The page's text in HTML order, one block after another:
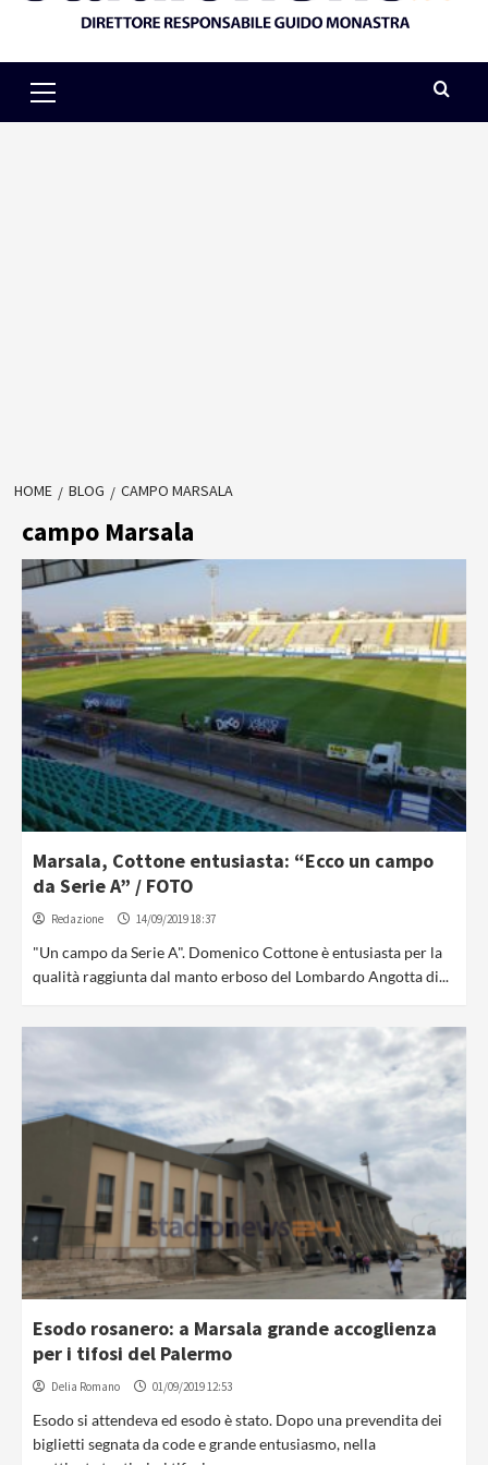
Menu
HOME BLOG CAMPO MARSALA
campo Marsala
Marsala, Cottone entusiasta: “Ecco un campo
da Serie A” / FOTO
Redazione 14/09/2019 18:37
"Un campo da Serie A". Domenico Cottone è entusiasta per la
qualità raggiunta dal manto erboso del Lombardo Angotta di...
Esodo rosanero: a Marsala grande accoglienza
per i tifosi del Palermo
Delia Romano 01/09/2019 12:53
Esodo si attendeva ed esodo è stato. Dopo una prevendita dei
biglietti segnata da code e grande entusiasmo, nella